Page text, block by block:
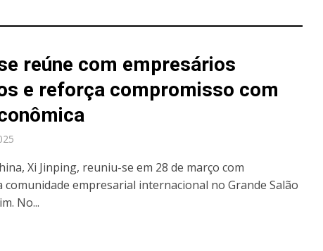
reúne com empresários
e reforça compromisso com
Xi Jinping, reuniu-se em 28 de março com
empresarial internacional no Grande Salão
No...